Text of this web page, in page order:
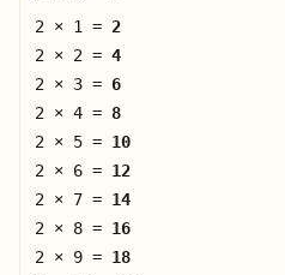
2 × 1 = 2
2 × 2 = 4
2 × 3 = 6
2 × 4 = 8
2 × 5 = 10
2 × 6 = 12
2 × 7 = 14
2 × 8 = 16
2 × 9 = 18